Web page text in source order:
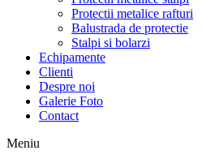
Protectii metalice rafturi
Balustrada de protectie
Stalpi si bolarzi
Echipamente
Clienti
Despre noi
Galerie Foto
Contact
Meniu